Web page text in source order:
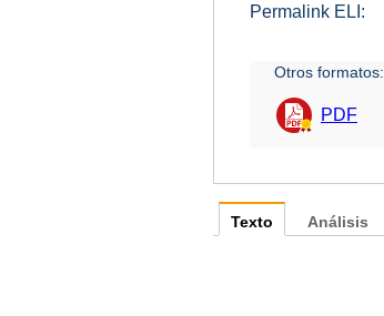
Permalink ELI:
Otros formatos:
PDF
Texto Análisis